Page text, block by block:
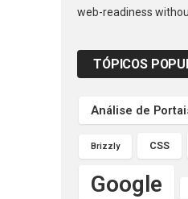
web-readiness
TÓPICOS
Análise de
Brizzly CSS
Google